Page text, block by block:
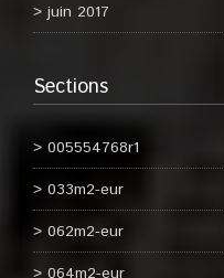
juin 2017
Sections
005554768r1
033m2-eur
062m2-eur
064m2-eur